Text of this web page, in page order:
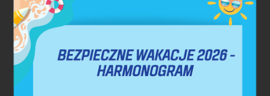
Die Koszaliner Polytechnische Hochschule (Politechnika
Koszalińska) – die größte technische Hochschule in
Pommern,
Humanistische Hochschule in Gdańsk Filiale in Koszalin
(Gdańska Wyższa Szkoła Humanistyczna Filia w
Koszalinie),
Die Koszaliner Hochschule für Geisteswissenschaften